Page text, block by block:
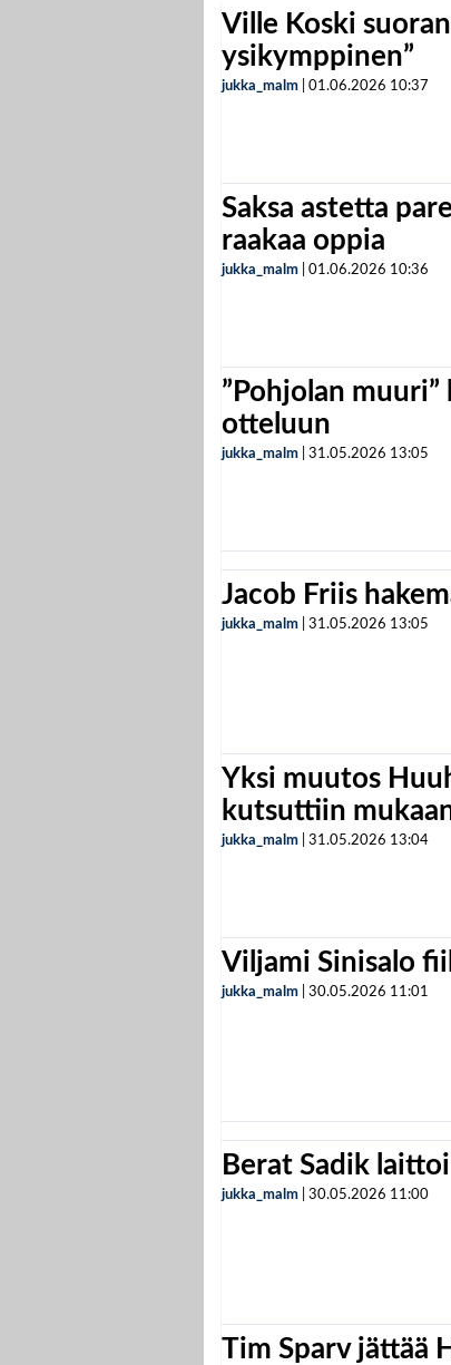
Ville Koski
ysikymppinen”
jukka_malm 01.06.2026 10:37
Saksa astetta
raakaa oppia
jukka_malm 01.06.2026 10:36
”Pohjolan muuri”
otteluun
jukka_malm 31.05.2026 13:05
Jacob Friis
jukka_malm 31.05.2026 13:05
Yksi muutos
kutsuttiin
jukka_malm 31.05.2026 13:04
Viljami Sinisalo
jukka_malm 30.05.2026 11:01
Berat Sadik
jukka_malm 30.05.2026 11:00
Tim Sparv jättää